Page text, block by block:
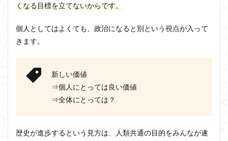
くなる目標を立てないからです。
個人としてはよくても、政治になると別という視点が入って
きます。
新しい価値
⇒個人にとっては良い価値
⇒全体にとっては？
歴史が進歩するという見方は、人類共通の目的をみんなが遂